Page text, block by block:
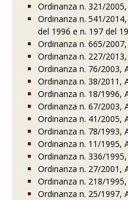
Ordinanza n. 321/
Ordinanza n. 541/
del 1996 e n. 197 del
Ordinanza n. 665/
Ordinanza n. 227/
Ordinanza n. 76/
Ordinanza n. 38/
Ordinanza n. 18/
Ordinanza n. 67/
Ordinanza n. 41/
Ordinanza n. 78/
Ordinanza n. 11/
Ordinanza n. 336/
Ordinanza n. 27/
Ordinanza n. 218/
Ordinanza n. 25/